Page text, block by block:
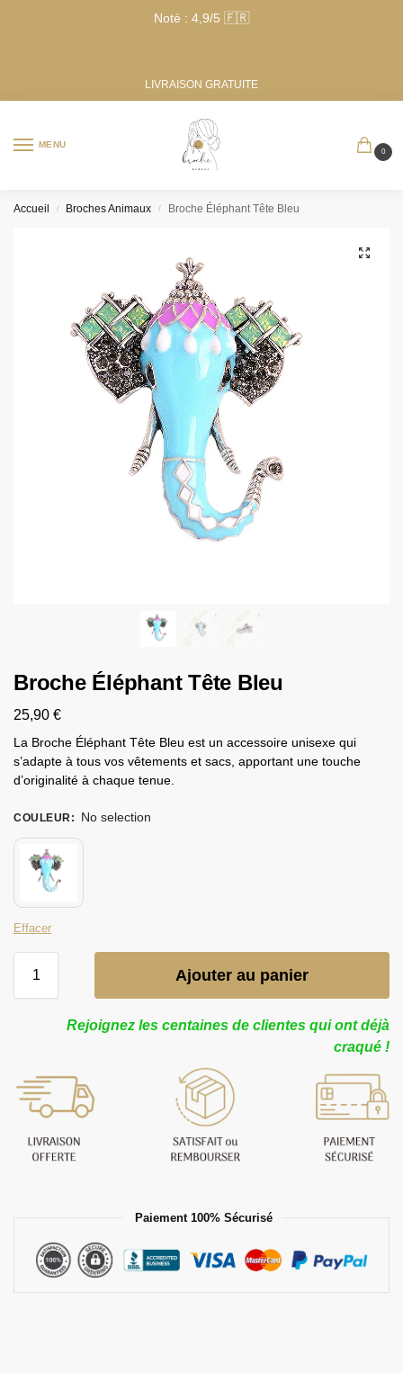
Noté : 4,9/5 🇫🇷
LIVRAISON GRATUITE
MENU
0
Accueil / Broches Animaux / Broche Éléphant Tête Bleu
Broche Éléphant Tête Bleu
25,90 €
La Broche Éléphant Tête Bleu est un accessoire unisexe qui
s’adapte à tous vos vêtements et sacs, apportant une touche
d’originalité à chaque tenue.
COULEUR : No selection
Effacer
Ajouter au panier
Rejoignez les centaines de clientes qui ont déjà
craqué !
Paiement 100% Sécurisé